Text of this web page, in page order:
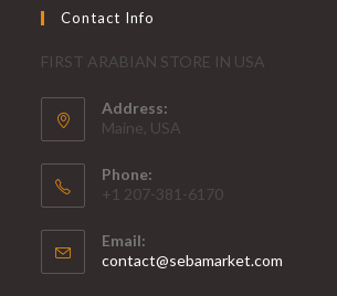
Contact Info
FIRST ARABIAN STORE IN USA
Address:
Maine, USA
Phone:
+1 207-381-6170
Email:
contact@sebamarket.com